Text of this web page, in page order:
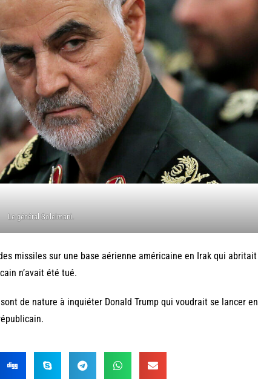
Le général Soleimani.
missiles sur une base aérienne américaine en Irak qui abritait
n’avait été tué.
de nature à inquiéter Donald Trump qui voudrait se lancer en